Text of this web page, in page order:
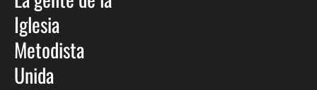
Iglesia
Metodista
Unida